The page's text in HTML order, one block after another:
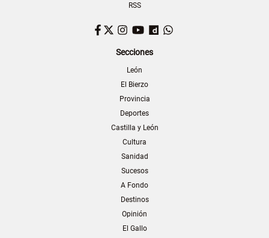
RSS
Facebook
TwitterInstagram
YouTubeDailymotion
Secciones
León
El Bierzo
Provincia
Deportes
Castilla y León
Cultura
Sanidad
Sucesos
A Fondo
Destinos
Opinión
El Gallo